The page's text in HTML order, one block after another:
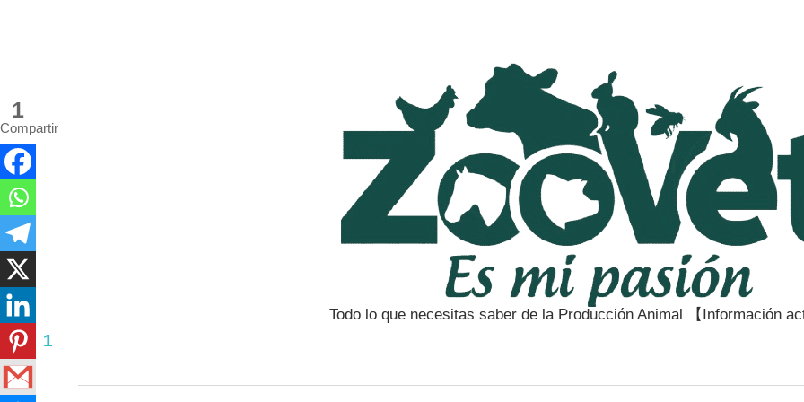
Todo lo que necesitas saber de la Producción Animal 【Información
1
Compartir
1